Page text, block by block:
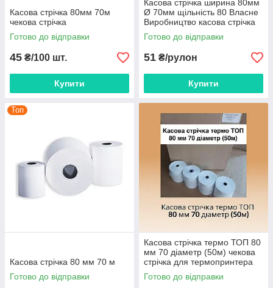
Касова стрічка 80мм 70м
чекова стрічка
Готово до відправки
45 ₴/100 шт.
Купити
Касова стрічка ширина 80мм
Ø 70мм щільність 80 Власне
Виробництво касова стрічка
чекова стрічка
Готово до відправки
51 ₴/рулон
Купити
Топ
Касова стрічка 80 мм 70 м
Готово до відправки
Касова стрічка термо ТОП 80
мм 70 діаметр (50м) чекова
стрічка для термопринтера
Готово до відправки